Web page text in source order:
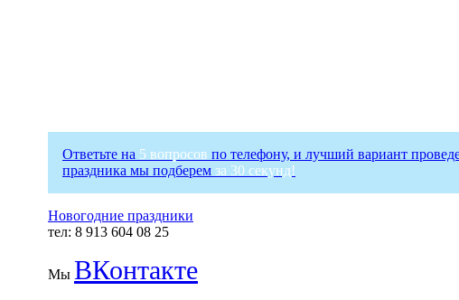
Ответьте на 5 вопросов по телефону, и лучший вариант
праздника мы подберем за 30 секунд!
Новогодние праздники
тел: 8 913 604 08 25
Мы ВКонтакте